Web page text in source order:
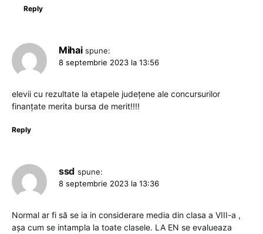
Reply
Mihai spune:
8 septembrie 2023 la 13:56
elevii cu rezultate la etapele județene ale concursurilor
finanțate merita bursa de merit!!!!
Reply
ssd spune:
8 septembrie 2023 la 13:36
Normal ar fi să se ia in considerare media din clasa a VIII-a ,
așa cum se intampla la toate clasele. LA EN se evalueaza